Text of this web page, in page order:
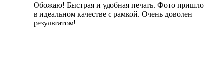
Обожаю! Быстрая и удобная печать. Фото пришло
в идеальном качестве с рамкой. Очень доволен
результатом!